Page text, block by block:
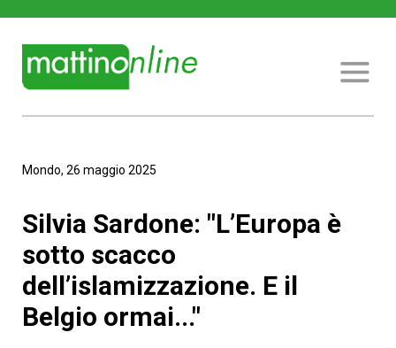
Mondo, 26 maggio 2025
Silvia Sardone: "L’Europa è
sotto scacco
dell’islamizzazione. E il
Belgio ormai..."